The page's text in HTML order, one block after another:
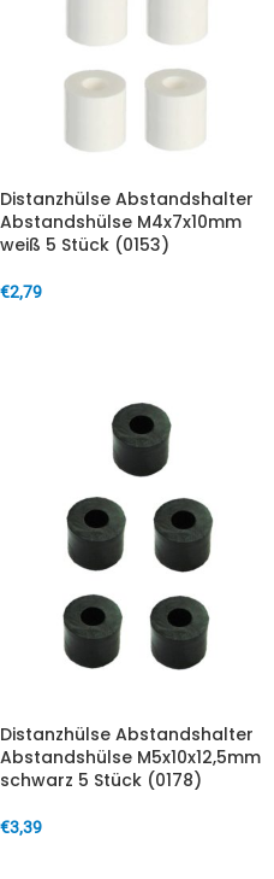
Distanzhülse Abstandshalter
Abstandshülse M4x7x10mm
weiß 5 Stück (0153)
€2,79
Distanzhülse Abstandshalter
Abstandshülse M5x10x12,5mm
schwarz 5 Stück (0178)
€3,39